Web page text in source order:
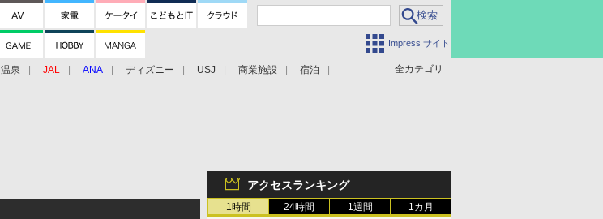
Impress サイト
全カテゴリ
温泉 JAL ANA ディズニー USJ 商業施設 宿泊
アクセスランキング
1時間 24時間 1週間 1カ月